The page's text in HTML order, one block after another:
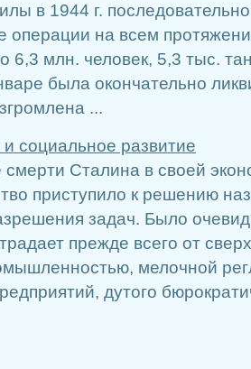
в 1944 г.
операции на всем
6,3 млн. человек, 5,3 тыс.
была окончательно
...
социальное развитие
Сталина в своей
приступило к решению
задач. Было
прежде всего от
мелочной
дутого